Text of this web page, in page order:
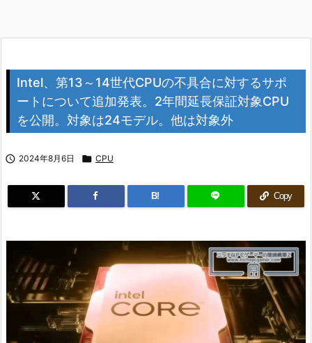
Intel、第13～14世代CPUの不具合に対するサポ
ートについて追加発表。2年間延長保証対象CPU
を公開。対象は24モデル。他は対象外
 2024年8月6日  CPU
B! Copy